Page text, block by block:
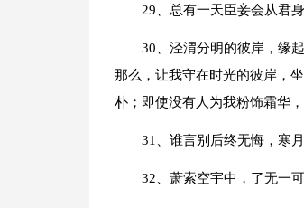
29、总有一天臣妾会从君
30、泾渭分明的彼岸，缘
那么，让我守在时光的彼岸，
朴；即使没有人为我粉饰霜华，
31、谁言别后终无悔，寒月
32、萧索空宇中，了无一